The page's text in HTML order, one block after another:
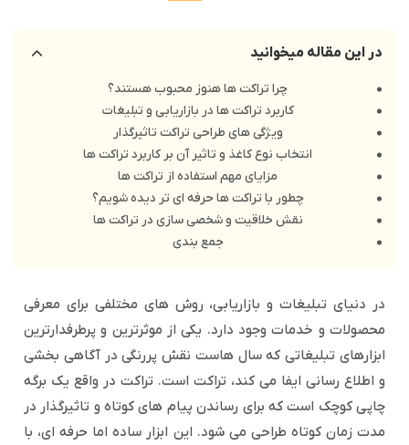
در این مقاله میخوانید
چرا تراکت ها هنوز محبوب هستند؟
کاربرد تراکت ها در بازاریابی و تبلیغات
ویژگی های طراحی تراکت تاثیرگذار
انتخاب نوع کاغذ و تاثیر آن بر کاربرد تراکت ها
مزایای مهم استفاده از تراکت ها
چطور با تراکت ها حرفه ای تر دیده شویم؟
نقش خلاقیت و شخصی سازی در تراکت ها
جمع بندی
در دنیای تبلیغات و بازاریابی، روش های مختلفی برای معرفی
محصولات و خدمات وجود دارد. یکی از موثرترین و پرطرفدارترین
ابزارهای تبلیغاتی که سال هاست نقش پررنگی در آگاهی بخشی
و اطلاع رسانی ایفا می کند، تراکت است. تراکت در واقع یک برگه
چاپی کوچک‌ است که برای رساندن پیام های کوتاه و تاثیرگذار در
مدت زمان کوتاه طراحی می شود. این ابزار ساده اما حرفه ای، با